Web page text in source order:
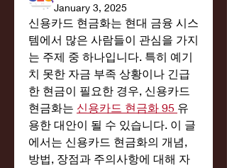
January 3, 2025
신용카드 현금화는 현대 금융 시스
템에서 많은 사람들이 관심을 가지
는 주제 중 하나입니다. 특히 예기
치 못한 자금 부족 상황이나 긴급
한 현금이 필요한 경우, 신용카드
현금화는 신용카드 현금화 95 유
용한 대안이 될 수 있습니다. 이 글
에서는 신용카드 현금화의 개념,
방법, 장점과 주의사항에 대해 자